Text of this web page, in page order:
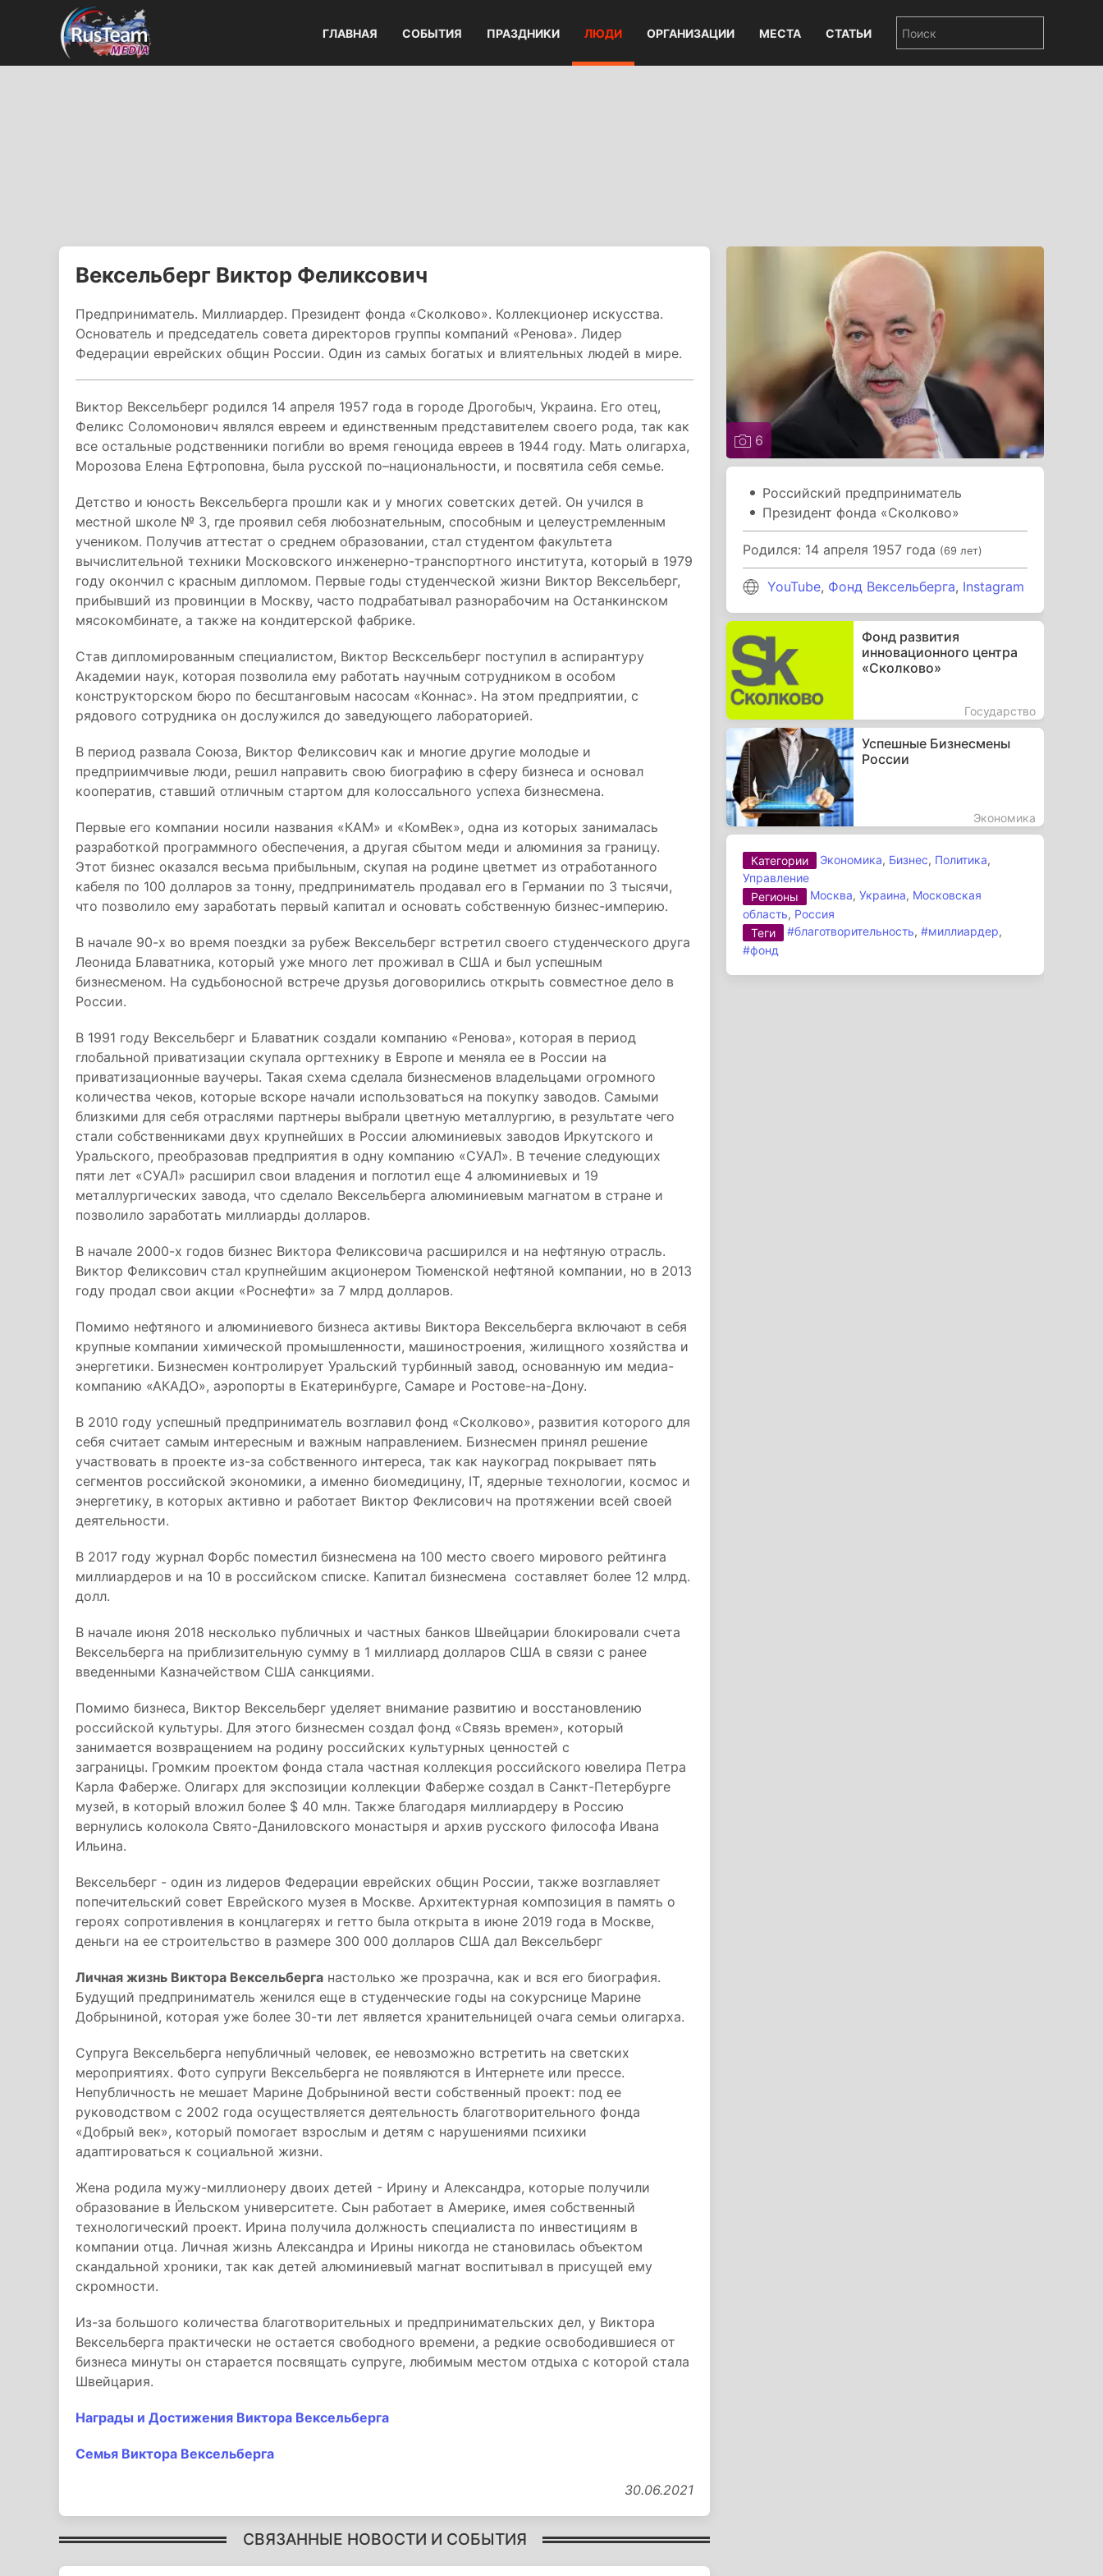
ГЛАВНАЯ СОБЫТИЯ ПРАЗДНИКИ ЛЮДИ ОРГАНИЗАЦИИ МЕСТА СТАТЬИ
Вексельберг Виктор Феликсович
Предприниматель. Миллиардер. Президент фонда «Сколково». Коллекционер искусства.
Основатель и председатель совета директоров группы компаний «Ренова». Лидер
Федерации еврейских общин России. Один из самых богатых и влиятельных людей в мире.
Виктор Вексельберг родился 14 апреля 1957 года в городе Дрогобыч, Украина. Его отец,
Феликс Соломонович являлся евреем и единственным представителем своего рода, так как
все остальные родственники погибли во время геноцида евреев в 1944 году. Мать олигарха,
Морозова Елена Ефтроповна, была русской по–национальности, и посвятила себя семье.
Детство и юность Вексельберга прошли как и у многих советских детей. Он учился в
местной школе № 3, где проявил себя любознательным, способным и целеустремленным
учеником. Получив аттестат о среднем образовании, стал студентом факультета
вычислительной техники Московского инженерно-транспортного института, который в 1979
году окончил с красным дипломом. Первые годы студенческой жизни Виктор Вексельберг,
прибывший из провинции в Москву, часто подрабатывал разнорабочим на Останкинском
мясокомбинате, а также на кондитерской фабрике.
Став дипломированным специалистом, Виктор Весксельберг поступил в аспирантуру
Академии наук, которая позволила ему работать научным сотрудником в особом
конструкторском бюро по бесштанговым насосам «Коннас». На этом предприятии, с
рядового сотрудника он дослужился до заведующего лабораторией.
В период развала Союза, Виктор Феликсович как и многие другие молодые и
предприимчивые люди, решил направить свою биографию в сферу бизнеса и основал
кооператив, ставший отличным стартом для колоссального успеха бизнесмена.
Первые его компании носили названия «КАМ» и «КомВек», одна из которых занималась
разработкой программного обеспечения, а другая сбытом меди и алюминия за границу.
Этот бизнес оказался весьма прибыльным, скупая на родине цветмет из отработанного
кабеля по 100 долларов за тонну, предприниматель продавал его в Германии по 3 тысячи,
что позволило ему заработать первый капитал и основать собственную бизнес-империю.
В начале 90-х во время поездки за рубеж Вексельберг встретил своего студенческого друга
Леонида Блаватника, который уже много лет проживал в США и был успешным
бизнесменом. На судьбоносной встрече друзья договорились открыть совместное дело в
России.
В 1991 году Вексельберг и Блаватник создали компанию «Ренова», которая в период
глобальной приватизации скупала оргтехнику в Европе и меняла ее в России на
приватизационные ваучеры. Такая схема сделала бизнесменов владельцами огромного
количества чеков, которые вскоре начали использоваться на покупку заводов. Самыми
близкими для себя отраслями партнеры выбрали цветную металлургию, в результате чего
стали собственниками двух крупнейших в России алюминиевых заводов Иркутского и
Уральского, преобразовав предприятия в одну компанию «СУАЛ». В течение следующих
пяти лет «СУАЛ» расширил свои владения и поглотил еще 4 алюминиевых и 19
металлургических завода, что сделало Вексельберга алюминиевым магнатом в стране и
позволило заработать миллиарды долларов.
В начале 2000-х годов бизнес Виктора Феликсовича расширился и на нефтяную отрасль.
Виктор Феликсович стал крупнейшим акционером Тюменской нефтяной компании, но в 2013
году продал свои акции «Роснефти» за 7 млрд долларов.
Помимо нефтяного и алюминиевого бизнеса активы Виктора Вексельберга включают в себя
крупные компании химической промышленности, машиностроения, жилищного хозяйства и
энергетики. Бизнесмен контролирует Уральский турбинный завод, основанную им медиа-
компанию «АКАДО», аэропорты в Екатеринбурге, Самаре и Ростове-на-Дону.
В 2010 году успешный предприниматель возглавил фонд «Сколково», развития которого для
себя считает самым интересным и важным направлением. Бизнесмен принял решение
участвовать в проекте из-за собственного интереса, так как наукоград покрывает пять
сегментов российской экономики, а именно биомедицину, IT, ядерные технологии, космос и
энергетику, в которых активно и работает Виктор Феклисович на протяжении всей своей
деятельности.
В 2017 году журнал Форбс поместил бизнесмена на 100 место своего мирового рейтинга
миллиардеров и на 10 в российском списке. Капитал бизнесмена составляет более 12 млрд.
долл.
В начале июня 2018 несколько публичных и частных банков Швейцарии блокировали счета
Вексельберга на приблизительную сумму в 1 миллиард долларов США в связи с ранее
введенными Казначейством США санкциями.
Помимо бизнеса, Виктор Вексельберг уделяет внимание развитию и восстановлению
российской культуры. Для этого бизнесмен создал фонд «Связь времен», который
занимается возвращением на родину российских культурных ценностей с
заграницы. Громким проектом фонда стала частная коллекция российского ювелира Петра
Карла Фаберже. Олигарх для экспозиции коллекции Фаберже создал в Санкт-Петербурге
музей, в который вложил более $ 40 млн. Также благодаря миллиардеру в Россию
вернулись колокола Свято-Даниловского монастыря и архив русского философа Ивана
Ильина.
Вексельберг - один из лидеров Федерации еврейских общин России, также возглавляет
попечительский совет Еврейского музея в Москве. Архитектурная композиция в память о
героях сопротивления в концлагерях и гетто была открыта в июне 2019 года в Москве,
деньги на ее строительство в размере 300 000 долларов США дал Вексельберг
Личная жизнь Виктора Вексельберга настолько же прозрачна, как и вся его биография.
Будущий предприниматель женился еще в студенческие годы на сокурснице Марине
Добрыниной, которая уже более 30-ти лет является хранительницей очага семьи олигарха.
Супруга Вексельберга непубличный человек, ее невозможно встретить на светских
мероприятиях. Фото супруги Вексельберга не появляются в Интернете или прессе.
Непубличность не мешает Марине Добрыниной вести собственный проект: под ее
руководством с 2002 года осуществляется деятельность благотворительного фонда
«Добрый век», который помогает взрослым и детям с нарушениями психики
адаптироваться к социальной жизни.
Жена родила мужу-миллионеру двоих детей - Ирину и Александра, которые получили
образование в Йельском университете. Сын работает в Америке, имея собственный
технологический проект. Ирина получила должность специалиста по инвестициям в
компании отца. Личная жизнь Александра и Ирины никогда не становилась объектом
скандальной хроники, так как детей алюминиевый магнат воспитывал в присущей ему
скромности.
Из-за большого количества благотворительных и предпринимательских дел, у Виктора
Вексельберга практически не остается свободного времени, а редкие освободившиеся от
бизнеса минуты он старается посвящать супруге, любимым местом отдыха с которой стала
Швейцария.
Награды и Достижения Виктора Вексельберга
Семья Виктора Вексельберга
30.06.2021
СВЯЗАННЫЕ НОВОСТИ И СОБЫТИЯ
6
Российский предприниматель
Президент фонда «Сколково»
Родился: 14 апреля 1957 года (69 лет)
YouTube, Фонд Вексельберга, Instagram
Фонд развития
инновационного центра
«Сколково»
Государство
Успешные Бизнесмены
России
Экономика
Категории Экономика, Бизнес, Политика,
Управление
Регионы
Москва,Украина, Московская
область, Россия
Теги
#благотворительность,#миллиардер,
#фонд